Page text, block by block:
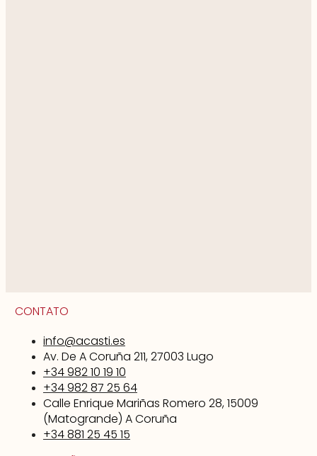
CONTATO
info@acasti.es
Av. De A Coruña 211, 27003 Lugo
+34 982 10 19 10
+34 982 87 25 64
Calle Enrique Mariñas Romero 28, 15009
(Matogrande) A Coruña
+34 881 25 45 15